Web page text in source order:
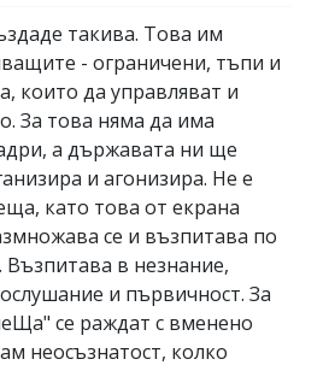
такива. Това им
- ограничени, тъпи и
които да управляват и
За това няма да има
а държавата ни ще
и агонизира. Не е
като това от екрана
се и възпитава по
в незнание,
и първичност. За
се раждат с вменено
неосъзнатост, колко